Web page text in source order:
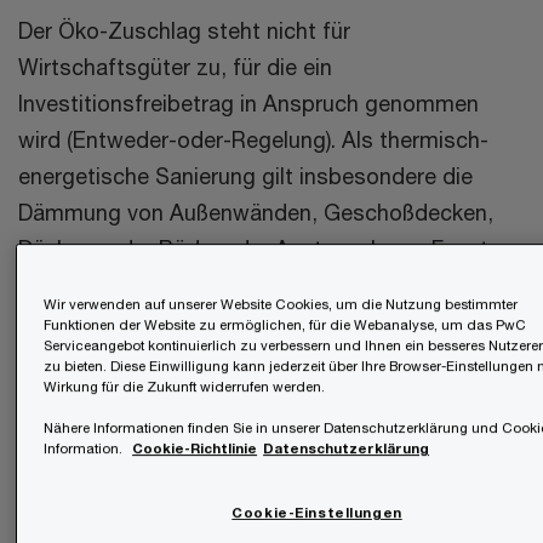
Der Öko-Zuschlag steht nicht für
Wirtschaftsgüter zu, für die ein
Investitionsfreibetrag in Anspruch genommen
wird (Entweder-oder-Regelung). Als thermisch-
energetische Sanierung gilt insbesondere die
Dämmung von Außenwänden, Geschoßdecken,
Dächern oder Böden, der Austausch von Fenstern
Fassadenbegrünung. Als klimafreundliches
Heizungssystem gilt die Umstellung auf eine
Wärmepumpe, eine Holzzentralheizung (zB
Pellets) oder einen Fernwärmeanschluss.
Wir verwenden auf unserer Website Cookies, um die Nutzung bestimmter
Funktionen der Website zu ermöglichen, für die Webanalyse, um das PwC
Serviceangebot kontinuierlich zu verbessern und Ihnen ein besseres
zu bieten. Diese Einwilligung kann jederzeit über Ihre Browser-Einstellungen
Wirkung für die Zukunft widerrufen werden.
Nähere Informationen finden Sie in unserer Datenschutzerklärung und
Information.
Cookie-Richtlinie Datenschutzerklärung
Cookie-Einstellungen